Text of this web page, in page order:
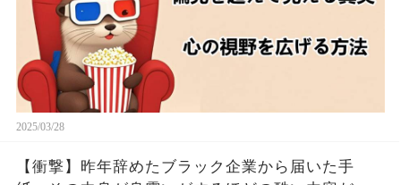
2025/03/28
【衝撃】昨年辞めたブラック企業から届いた手